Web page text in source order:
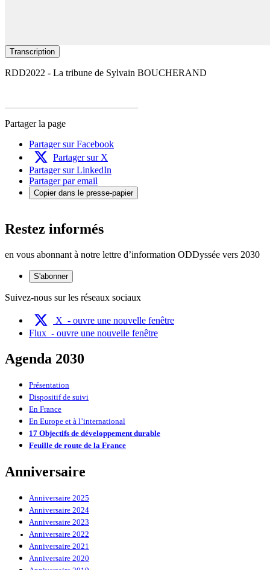
Transcription
RDD2022 - La tribune de Sylvain BOUCHERAND
Partager la page
Partager sur Facebook
Partager sur X
Partager sur LinkedIn
Partager par email
Copier dans le presse-papier
Restez informés
en vous abonnant à notre lettre d’information ODDyssée vers 2030
S'abonner
Suivez-nous sur les réseaux sociaux
X - ouvre une nouvelle fenêtre
Flux - ouvre une nouvelle fenêtre
Agenda 2030
Présentation
Dispositif de suivi
En France
En Europe et à l’international
17 Objectifs de développement durable
Feuille de route de la France
Anniversaire
Anniversaire 2025
Anniversaire 2024
Anniversaire 2023
Anniversaire 2022
Anniversaire 2021
Anniversaire 2020